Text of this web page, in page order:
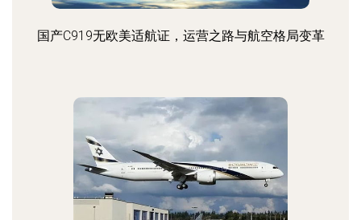
国产C919无欧美适航证，运营之路与航空格局变革